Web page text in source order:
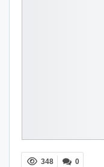
0
348